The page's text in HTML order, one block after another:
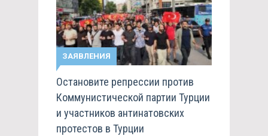
ЗАЯВЛЕНИЯ
Остановите репрессии против
Коммунистической партии Турции
и участников антинатовских
протестов в Турции